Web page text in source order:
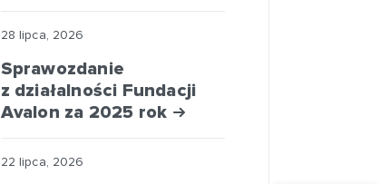
28 lipca, 2026
Sprawozdanie
z działalności Fundacji
Avalon za 2025 rok
22 lipca, 2026